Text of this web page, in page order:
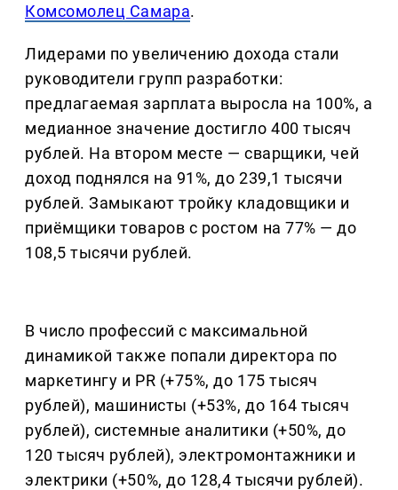
Комсомолец Самара.
Лидерами по увеличению дохода стали
руководители групп разработки:
предлагаемая зарплата выросла на 100%, а
медианное значение достигло 400 тысяч
рублей. На втором месте — сварщики, чей
доход поднялся на 91%, до 239,1 тысячи
рублей. Замыкают тройку кладовщики и
приёмщики товаров с ростом на 77% — до
108,5 тысячи рублей.
В число профессий с максимальной
динамикой также попали директора по
маркетингу и PR (+75%, до 175 тысяч
рублей), машинисты (+53%, до 164 тысяч
рублей), системные аналитики (+50%, до
120 тысяч рублей), электромонтажники и
электрики (+50%, до 128,4 тысячи рублей).